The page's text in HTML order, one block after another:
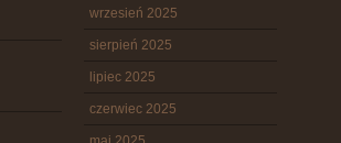
wrzesień 2025
sierpień 2025
lipiec 2025
czerwiec 2025